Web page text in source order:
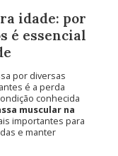
idade: por
é essencial
por diversas
é a perda
conhecida
muscular na
importantes para
e manter